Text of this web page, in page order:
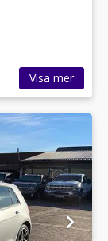
Visa mer